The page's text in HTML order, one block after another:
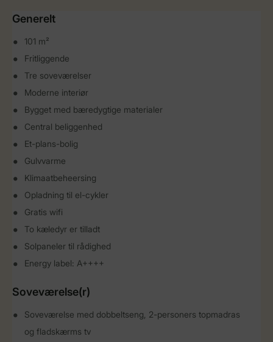
Generelt
101 m²
Fritliggende
Tre soveværelser
Moderne interiør
Bygget med bæredygtige materialer
Central beliggenhed
Et-plans-bolig
Gulvvarme
Klimaatbeheersing
Opladning til el-cykler
Gratis wifi
To kæledyr er tilladt
Solpaneler til rådighed
Energy label: A++++
Soveværelse(r)
Soveværelse med dobbeltseng, 2-personers topmadras
og fladskærms tv